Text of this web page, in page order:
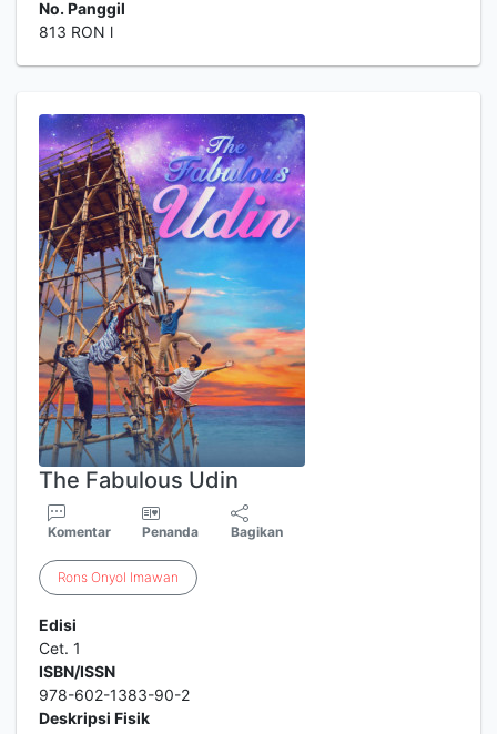
No. Panggil
813 RON l
The Fabulous Udin
Komentar Penanda Bagikan
Rons Onyol Imawan
Edisi
Cet. 1
ISBN/ISSN
978-602-1383-90-2
Deskripsi Fisik